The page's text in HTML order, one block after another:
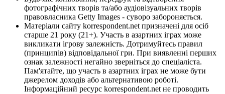
фотографічних творів та/або аудіовізуальних творів
правовласника Getty Images - суворо забороняється.
Матеріали сайту korrespondent.net призначені для осіб
старше 21 року (21+). Участь в азартних іграх може
викликати ігрову залежність. Дотримуйтесь правил
(принципів) відповідальної гри. При виявленні перших
ознак залежності негайно зверніться до спеціаліста.
Пам'ятайте, що участь в азартних іграх не може бути
джерелом доходів або альтернативою роботі.
Інформаційний ресурс korrespondent.net не проводить